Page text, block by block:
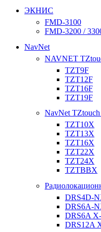
ЭКНИС
FMD-3100
FMD-3200 /
NavNet
NAVNET
TZT9F
TZT12F
TZT16F
TZT19F
NavNet
TZT10X
TZT13X
TZT16X
TZT22X
TZT24X
TZTBBX
DRS4D-
DRS6A-
DRS6A
DRS12A